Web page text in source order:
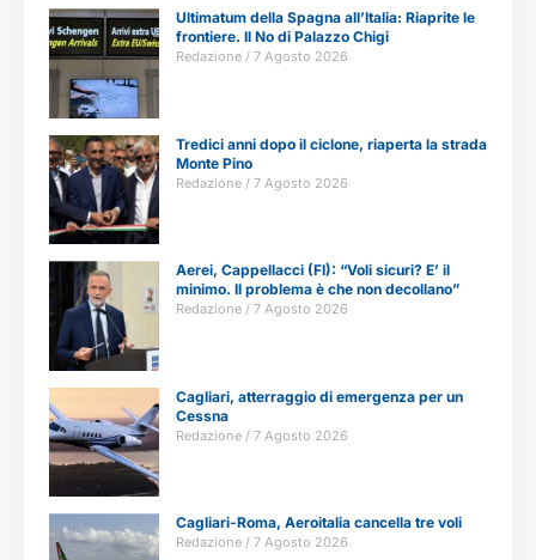
Ultimatum della Spagna all’Italia: Riaprite le
frontiere. Il No di Palazzo Chigi
Redazione 7 Agosto 2026
Tredici anni dopo il ciclone, riaperta la strada
Monte Pino
Redazione 7 Agosto 2026
Aerei, Cappellacci (FI): “Voli sicuri? E’ il
minimo. Il problema è che non decollano”
Redazione 7 Agosto 2026
Cagliari, atterraggio di emergenza per un
Cessna
Redazione 7 Agosto 2026
Cagliari-Roma, Aeroitalia cancella tre voli
Redazione 7 Agosto 2026